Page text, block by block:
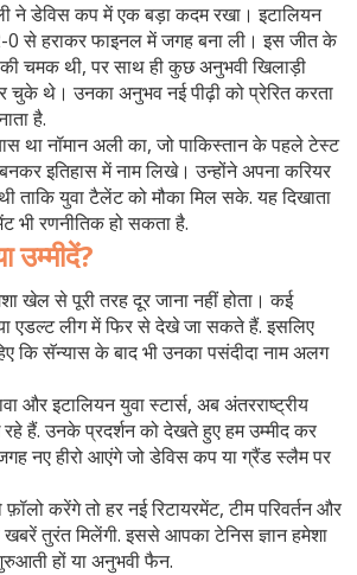
ने डेविस कप में एक बड़ा कदम रखा। इटालियन
0 से हराकर फाइनल में जगह बना ली। इस जीत के
की चमक थी, पर साथ ही कुछ अनुभवी खिलाड़ी
चुके थे। उनका अनुभव नई पीढ़ी को प्रेरित करता
है.
था नॉमान अली का, जो पाकिस्तान के पहले टेस्ट
इतिहास में नाम लिखे। उन्होंने अपना करियर
ताकि युवा टैलेंट को मौका मिल सके. यह दिखाता
भी रणनीतिक हो सकता है.
उम्मीदें?
खेल से पूरी तरह दूर जाना नहीं होता। कई
एडल्ट लीग में फिर से देखे जा सकते हैं. इसलिए
कि सॅन्यास के बाद भी उनका पसंदीदा नाम अलग
और इटालियन युवा स्टार्स, अब अंतरराष्ट्रीय
हैं. उनके प्रदर्शन को देखते हुए हम उम्मीद कर
नए हीरो आएंगे जो डेविस कप या ग्रैंड स्लैम पर
करेंगे तो हर नई रिटायरमेंट, टीम परिवर्तन और
तुरंत मिलेंगी. इससे आपका टेनिस ज्ञान हमेशा
हों या अनुभवी फैन.